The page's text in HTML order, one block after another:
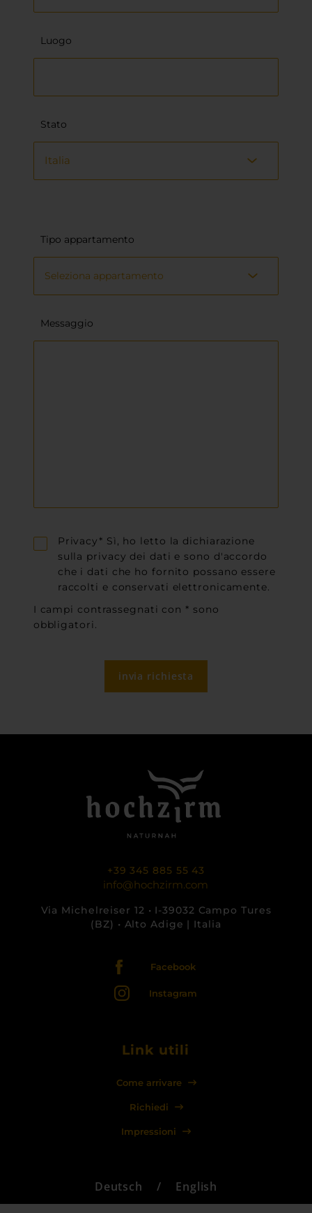
Luogo
Stato
Italia
Tipo appartamento
Messaggio
Privacy* Sì, ho letto la dichiarazione
sulla privacy dei dati e sono d'accordo
che i dati che ho fornito possano essere
raccolti e conservati elettronicamente.
I campi contrassegnati con * sono
obbligatori.
invia richiesta
Facebook
Instagram
+39 345 885 55 43
info@hochzirm.com
Via Michelreiser 12 • I-39032 Campo Tures
(BZ) • Alto Adige | Italia
Link utili
Come arrivare
Richiedi
Impressioni
Deutsch / English